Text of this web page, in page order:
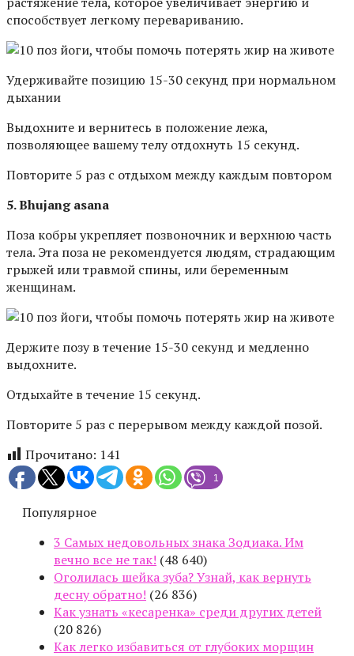
способствует легкому перевариванию.
Удерживайте позицию 15-30 секунд при нормальном
дыхании
Выдохните и вернитесь в положение лежа,
позволяющее вашему телу отдохнуть 15 секунд.
Повторите 5 раз с отдыхом между каждым повтором
5. Bhujang asana
Поза кобры укрепляет позвоночник и верхнюю часть
тела. Эта поза не рекомендуется людям, страдающим
грыжей или травмой спины, или беременным
женщинам.
Держите позу в течение 15-30 секунд и медленно
выдохните.
Отдыхайте в течение 15 секунд.
Повторите 5 раз с перерывом между каждой позой.
Прочитано: 141
1
Популярное
3 Самых недовольных знака Зодиака. Им
вечно все не так! (48 640)
Оголилась шейка зуба? Узнай, как вернуть
десну обратно! (26 836)
Как узнать «кесаренка» среди других детей
(20 826)
Как легко избавиться от глубоких морщин